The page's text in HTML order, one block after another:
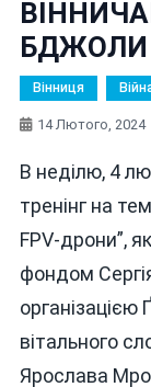
БДЖОЛИ
Вінниця
14 Лютого, 2024
В неділю, 4
тренінг на
FPV-дрони”,
фондом
організацією
вітального
Ярослава